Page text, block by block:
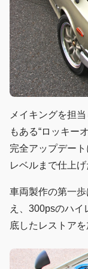
メイキングを担
もある“ロッキー
完全アップデー
レベルまで仕上
車両製作の第一
え、300psのハイ
底したレストア